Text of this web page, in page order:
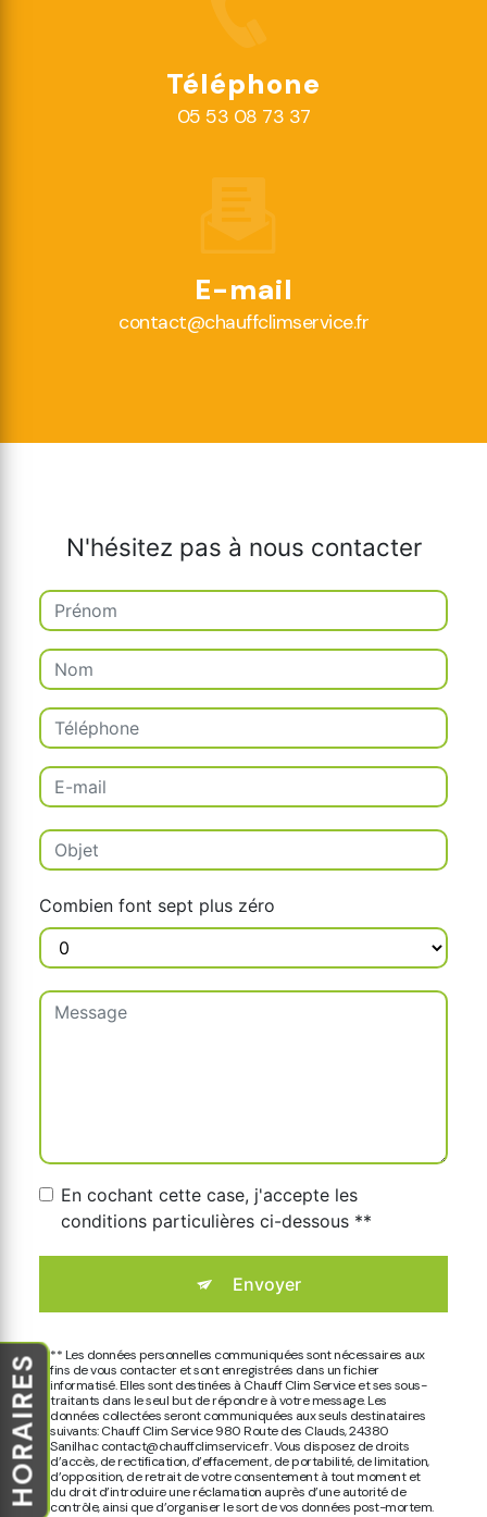
HORAIRES
Téléphone
05 53 08 73 37
E-mail
contact@chauffclimservice.fr
N'hésitez pas à nous contacter
Combien font sept plus zéro
En cochant cette case, j'accepte les
conditions particulières ci-dessous **
Envoyer
** Les données personnelles communiquées sont nécessaires aux
fins de vous contacter et sont enregistrées dans un fichier
informatisé. Elles sont destinées à Chauff Clim Service et ses sous-
traitants dans le seul but de répondre à votre message. Les
données collectées seront communiquées aux seuls destinataires
suivants: Chauff Clim Service 980 Route des Clauds, 24380
Sanilhac contact@chauffclimservice.fr. Vous disposez de droits
d’accès, de rectification, d’effacement, de portabilité, de limitation,
d’opposition, de retrait de votre consentement à tout moment et
du droit d’introduire une réclamation auprès d’une autorité de
contrôle, ainsi que d’organiser le sort de vos données post-mortem.